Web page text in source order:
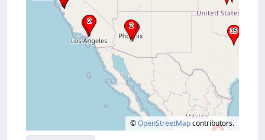
©OpenStreetMapcontributors.